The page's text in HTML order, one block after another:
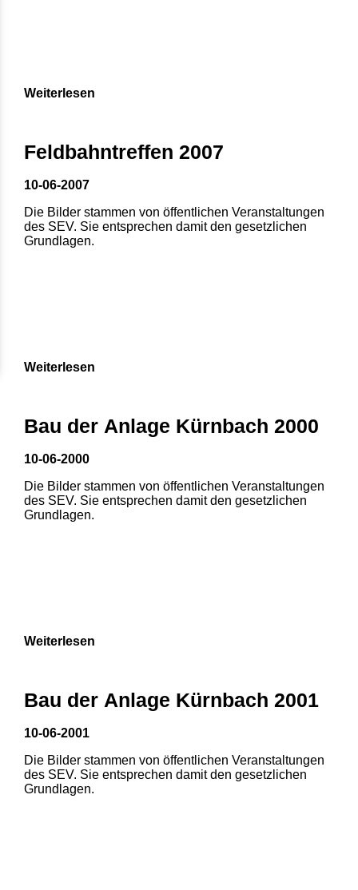
Weiterlesen
Feldbahntreffen 2007
10-06-2007
Die Bilder stammen von öffentlichen Veranstaltungen
des SEV. Sie entsprechen damit den gesetzlichen
Grundlagen.
Weiterlesen
Bau der Anlage Kürnbach 2000
10-06-2000
Die Bilder stammen von öffentlichen Veranstaltungen
des SEV. Sie entsprechen damit den gesetzlichen
Grundlagen.
Weiterlesen
Bau der Anlage Kürnbach 2001
10-06-2001
Die Bilder stammen von öffentlichen Veranstaltungen
des SEV. Sie entsprechen damit den gesetzlichen
Grundlagen.